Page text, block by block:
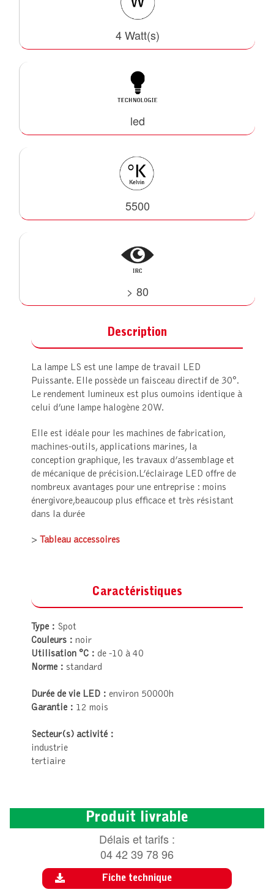
4 Watt(s)
led
5500
> 80
Description
La lampe LS est une lampe de travail LED
Puissante. Elle possède un faisceau directif de 30°.
Le rendement lumineux est plus oumoins identique à
celui d’une lampe halogène 20W.
Elle est idéale pour les machines de fabrication,
machines-outils, applications marines, la
conception graphique, les travaux d’assemblage et
de mécanique de précision.L’éclairage LED offre de
nombreux avantages pour une entreprise : moins
énergivore,beaucoup plus efficace et très résistant
dans la durée
> Tableau accessoires
Caractéristiques
Type : Spot
Couleurs : noir
Utilisation °C : de -10 à 40
Norme : standard
Durée de vie LED : environ 50000h
Garantie : 12 mois
Secteur(s) activité :
industrie
tertiaire
Produit livrable
Délais et tarifs :
04 42 39 78 96
Fiche technique